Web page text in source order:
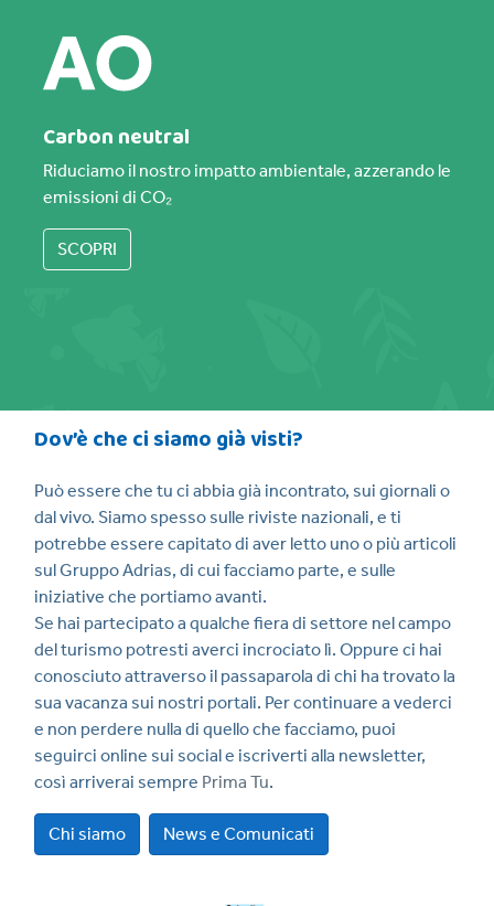
Carbon neutral
Riduciamo il nostro impatto ambientale, azzerando le
emissioni di CO₂
SCOPRI
Dov’è che ci siamo già visti?
Può essere che tu ci abbia già incontrato, sui giornali o
dal vivo. Siamo spesso sulle riviste nazionali, e ti
potrebbe essere capitato di aver letto uno o più articoli
sul Gruppo Adrias, di cui facciamo parte, e sulle
iniziative che portiamo avanti.
Se hai partecipato a qualche fiera di settore nel campo
del turismo potresti averci incrociato lì. Oppure ci hai
conosciuto attraverso il passaparola di chi ha trovato la
sua vacanza sui nostri portali. Per continuare a vederci
e non perdere nulla di quello che facciamo, puoi
seguirci online sui social e iscriverti alla newsletter,
così arriverai sempre Prima Tu.
Chi siamo News e Comunicati